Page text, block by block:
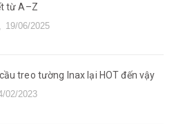
từ A–Z
19/06/2025
treo tường Inax lại HOT đến vậy
02/2023